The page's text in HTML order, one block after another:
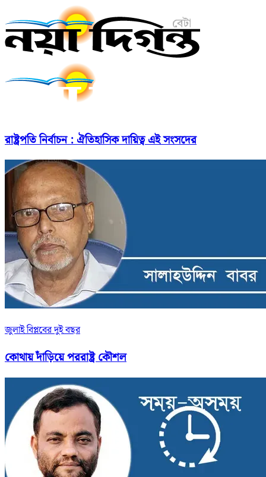
রাষ্ট্রপতি নির্বাচন : ঐতিহাসিক দায়িত্ব এই সংসদের
জুলাই বিপ্লবের দুই বছর
কোথায় দাঁড়িয়ে পররাষ্ট্র কৌশল